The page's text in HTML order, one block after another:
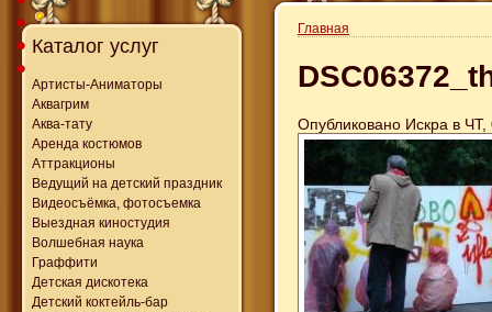
Каталог услуг
Артисты-Аниматоры
Аквагрим
Аква-тату
Аренда костюмов
Аттракционы
Ведущий на детский праздник
Видеосъёмка, фотосъемка
Выездная киностудия
Волшебная наука
Граффити
Детская дискотека
Детский коктейль-бар
Главная
Опубликовано Искра в